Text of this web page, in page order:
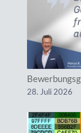
28. Juli 2026